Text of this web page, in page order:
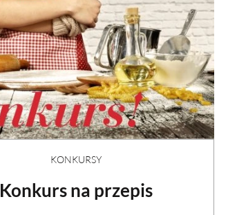
KONKURSY
Konkurs na przepis